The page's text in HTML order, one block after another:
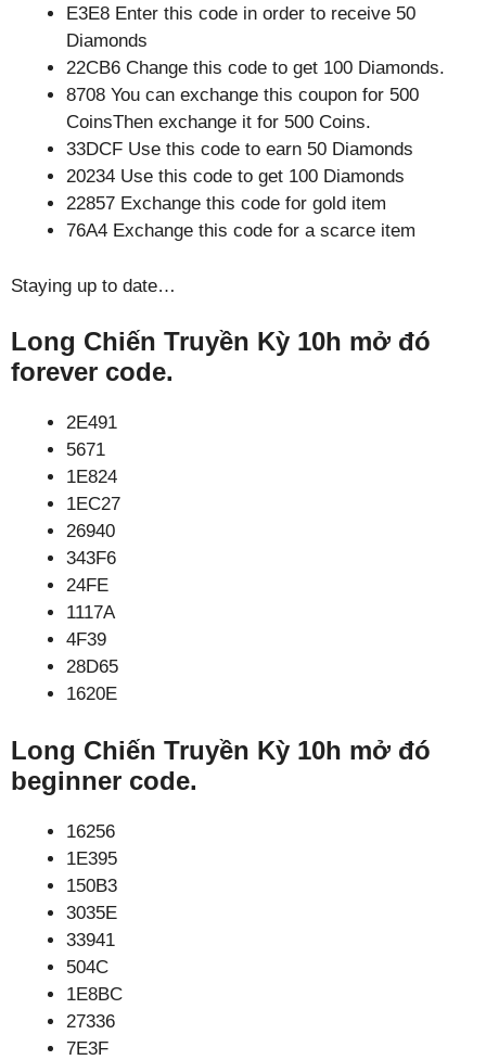
E3E8 Enter this code in order to receive 50
Diamonds
22CB6 Change this code to get 100 Diamonds.
8708 You can exchange this coupon for 500
CoinsThen exchange it for 500 Coins.
33DCF Use this code to earn 50 Diamonds
20234 Use this code to get 100 Diamonds
22857 Exchange this code for gold item
76A4 Exchange this code for a scarce item
Staying up to date…
Long Chiến Truyền Kỳ 10h mở đó
forever code.
2E491
5671
1E824
1EC27
26940
343F6
24FE
1117A
4F39
28D65
1620E
Long Chiến Truyền Kỳ 10h mở đó
beginner code.
16256
1E395
150B3
3035E
33941
504C
1E8BC
27336
7E3F